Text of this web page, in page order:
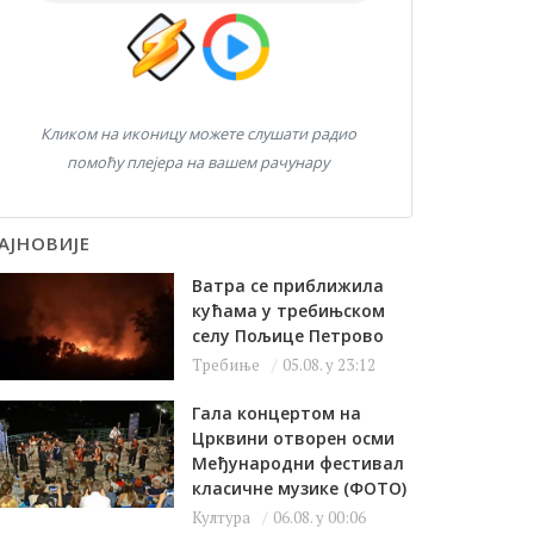
Кликом на иконицу можете слушати радио
помоћу плејера на вашем рачунару
Ватра се приближила
кућама у требињском
селу Пољице Петрово
Требиње 05.08. у 23:12
Гала концертом на
Црквини отворен осми
Међународни фестивал
класичне музике (ФОТО)
Култура 06.08. у 00:06